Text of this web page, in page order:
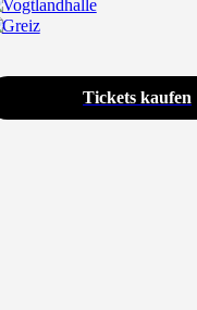
Vogtlandhalle
Greiz
Tickets kaufen